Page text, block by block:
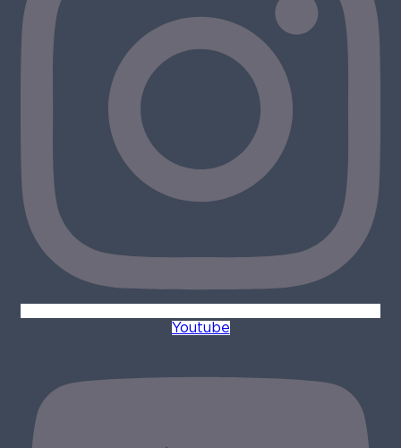
Youtube